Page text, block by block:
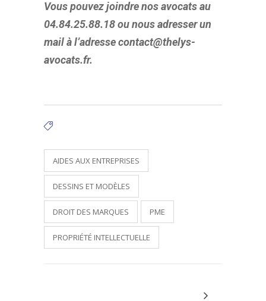
Vous pouvez joindre nos avocats au
04.84.25.88.18 ou nous adresser un
mail à l’adresse contact@thelys-
avocats.fr.
AIDES AUX ENTREPRISES
DESSINS ET MODÈLES
DROIT DES MARQUES PME
PROPRIÉTÉ INTELLECTUELLE